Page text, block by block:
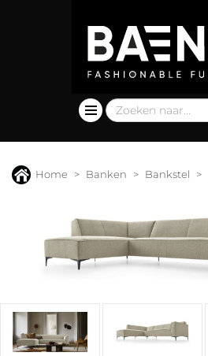
Home Banken Bankstel